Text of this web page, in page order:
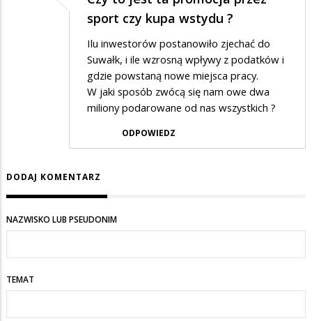
sport czy kupa wstydu ?
Ilu inwestorów postanowiło zjechać do
Suwałk, i ile wzrosną wpływy z podatków i
gdzie powstaną nowe miejsca pracy.
W jaki sposób zwócą się nam owe dwa
miliony podarowane od nas wszystkich ?
ODPOWIEDZ
DODAJ KOMENTARZ
NAZWISKO LUB PSEUDONIM
TEMAT